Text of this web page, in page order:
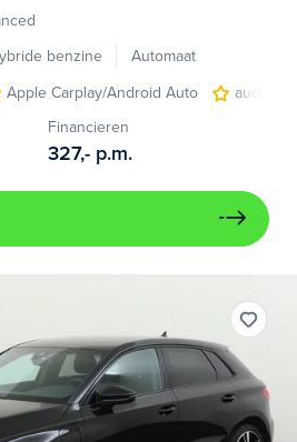
benzine
Automaat
Apple Carplay/Android Auto
audio
Financieren
327,- p.m.